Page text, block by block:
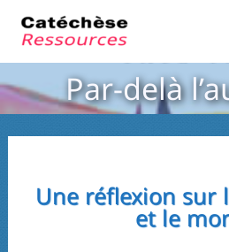
Par-delà
Une réflexion sur
et le